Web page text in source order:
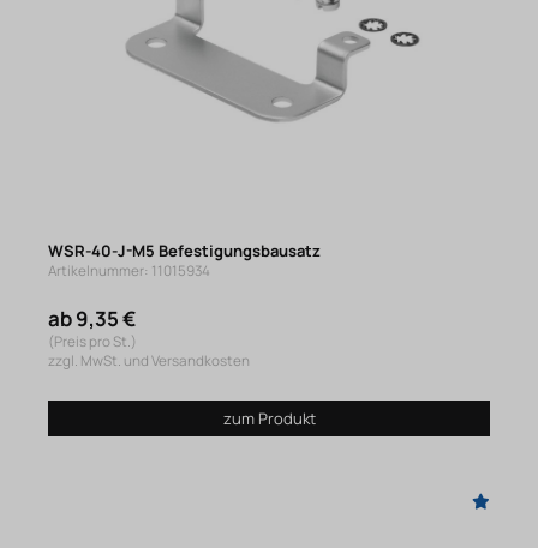
WSR-40-J-M5 Befestigungsbausatz
Artikelnummer: 11015934
ab 9,35 €
(Preis pro St.)
zzgl. MwSt. und Versandkosten
zum Produkt